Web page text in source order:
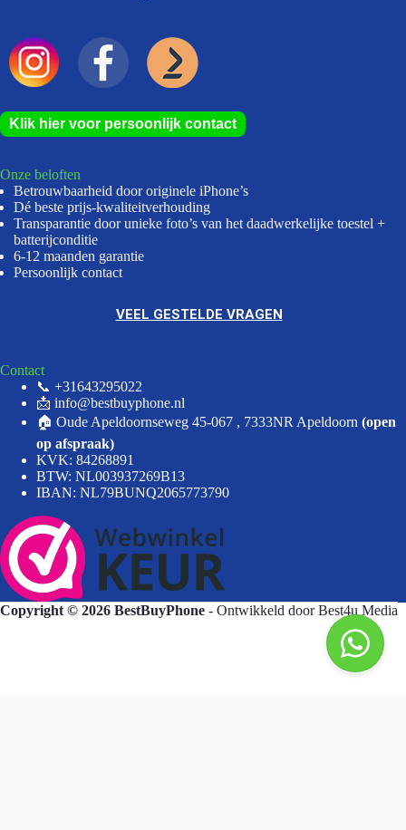
Klik hier voor persoonlijk contact
Onze beloften
Betrouwbaarheid door originele iPhone’s
Dé beste prijs-kwaliteitverhouding
Transparantie door unieke foto’s van het daadwerkelijke toestel +
batterijconditie
6-12 maanden garantie
Persoonlijk contact
VEEL GESTELDE VRAGEN
Contact
📞 +31643295022
📩 info@bestbuyphone.nl
🏠 Oude Apeldoornseweg 45-067 , 7333NR Apeldoorn (open
op afspraak)
KVK: 84268891
BTW: NL003937269B13
IBAN: NL79BUNQ2065773790
Copyright © 2026 BestBuyPhone - Ontwikkeld doorBest4u Media